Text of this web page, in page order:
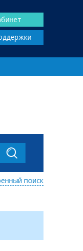
поиск